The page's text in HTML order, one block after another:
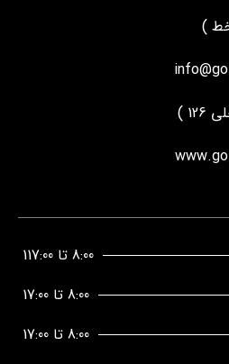
8:00 تا 117:00
8:00 تا 17:00
8:00 تا 17:00